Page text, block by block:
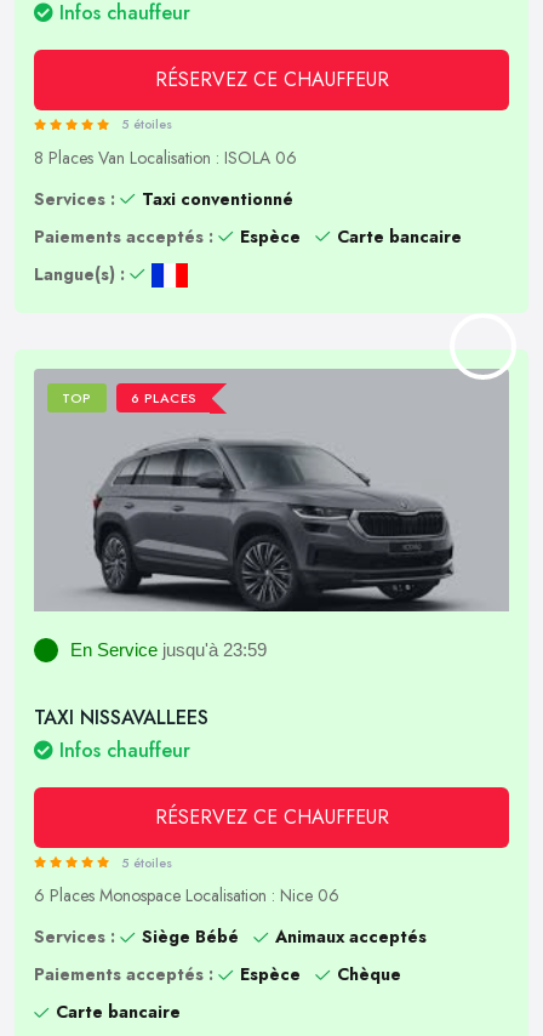
Infos chauffeur
RÉSERVEZ CE CHAUFFEUR
5 étoiles
8 Places Van Localisation : ISOLA 06
Services :
Taxi conventionné
Paiements acceptés :
Espèce
Carte bancaire
Langue(s) :
TOP 6 PLACES
En Service jusqu'à 23:59
TAXI NISSAVALLEES
Infos chauffeur
RÉSERVEZ CE CHAUFFEUR
5 étoiles
6 Places Monospace Localisation : Nice 06
Services :
Siège Bébé
Animaux acceptés
Paiements acceptés :
Espèce
Chèque
Carte bancaire